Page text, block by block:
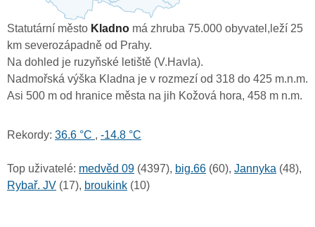
Statutární město Kladno má zhruba 75.000 obyvatel,leží 25
km severozápadně od Prahy.
Na dohled je ruzyňské letiště (V.Havla).
Nadmořská výška Kladna je v rozmezí od 318 do 425 m.n.m.
Asi 500 m od hranice města na jih Kožová hora, 458 m n.m.
Rekordy: 36.6 °C , -14.8 °C
Top uživatelé: medvěd 09 (4397), big.66 (60), Jannyka (48),
Rybař. JV (17), broukink (10)